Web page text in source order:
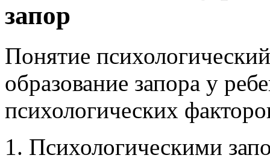
запор
Понятие
образование запора у
психологических
1. Психологическими